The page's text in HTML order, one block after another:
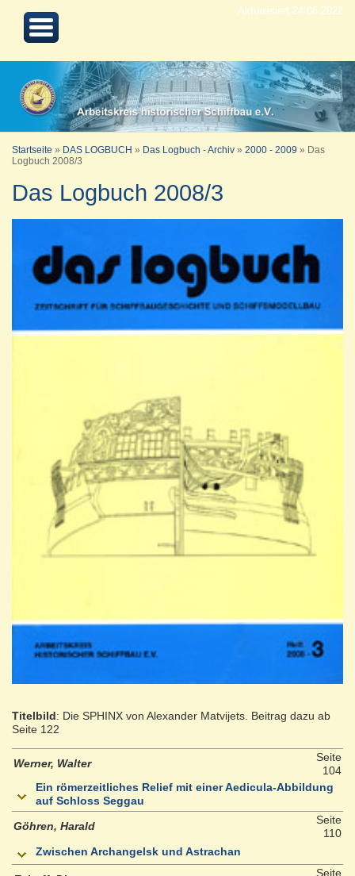
Aktualisiert 24.08.2022
Startseite » DAS LOGBUCH » Das Logbuch - Archiv » 2000 - 2009 »
Das
Logbuch 2008/3
Das Logbuch 2008/3
Titelbild: Die SPHINX von Alexander Matvijets. Beitrag dazu ab
Seite 122
Werner, Walter
Seite
104
Ein römerzeitliches Relief mit einer Aedicula-Abbildung
auf Schloss Seggau
Göhren, Harald
Seite
110
Zwischen Archangelsk und Astrachan
Seite